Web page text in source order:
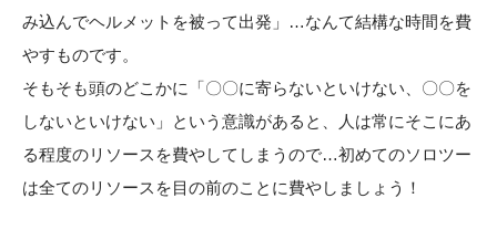
み込んでヘルメットを被って出発」…なんて結構な時間を費
やすものです。
そもそも頭のどこかに「〇〇に寄らないといけない、〇〇を
しないといけない」という意識があると、人は常にそこにあ
る程度のリソースを費やしてしまうので…初めてのソロツー
は全てのリソースを目の前のことに費やしましょう！